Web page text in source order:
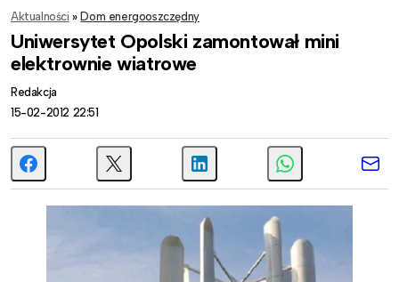
Aktualności » Dom energooszczędny
Uniwersytet Opolski zamontował mini
elektrownie wiatrowe
Redakcja
15-02-2012 22:51